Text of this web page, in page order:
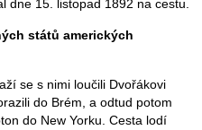
dne 15. listopad 1892 na cestu.
států amerických
se s nimi loučili Dvořákovi
do Brém, a odtud potom
do New Yorku. Cesta lodí